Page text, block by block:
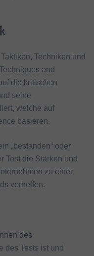
Techniken und
and
die kritischen
seine
welche auf
basieren.
„bestanden“ oder
Test die Stärken und
zu einer
verhelfen.
des
des Tests ist und